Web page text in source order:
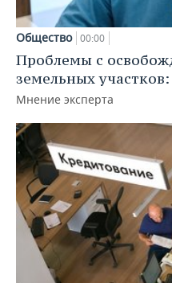
Общество 00:00
Проблемы с
земельных
Мнение эксперта